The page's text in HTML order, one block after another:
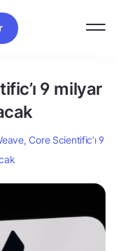
9 milyar
Core Scientific’ı 9